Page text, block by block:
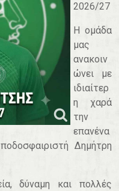
2026/27
Η ομάδα
μας
ανακοιν
ώνει με
ιδιαίτερ
η χαρά
την
επανένα
Δημήτρη
δύναμη και πολλές